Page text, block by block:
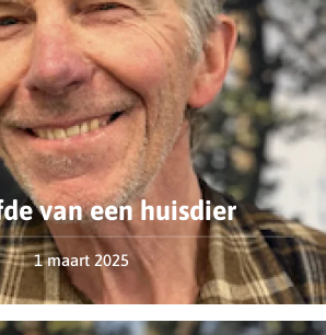
van een huisdier
1 maart 2025